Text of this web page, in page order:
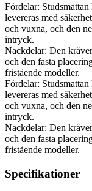
Fördelar:
levereras med
och vuxna, och den
intryck.
Nackdelar: Den
och den fasta
fristående modeller.
Fördelar:
levereras med
och vuxna, och den
intryck.
Nackdelar: Den
och den fasta
fristående modeller.
Specifikationer